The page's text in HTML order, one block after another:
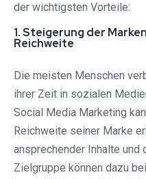
der wichtigsten Vorteile:
1. Steigerung der
Reichweite
Die meisten Menschen
ihrer Zeit in sozialen
Social Media Marketing
Reichweite seiner Marke
ansprechender Inhalte und
Zielgruppe können dazu